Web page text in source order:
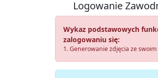
Logowanie
Wykaz podstawowych
zalogowaniu się:
1. Generowanie zdjęcia ze